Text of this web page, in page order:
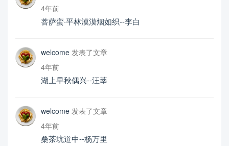
4年前
菩萨蛮·平林漠漠烟如织--李白
welcome 发表了文章
4年前
湖上早秋偶兴--汪莘
welcome 发表了文章
4年前
桑茶坑道中--杨万里